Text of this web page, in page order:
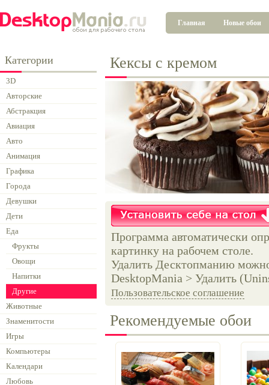
Главная Новые обои
Категории
3D
Авторские
Абстракция
Авиация
Авто
Анимация
Графика
Города
Девушки
Дети
Еда
Фрукты
Овощи
Напитки
Другие
Животные
Знаменитости
Игры
Компьютеры
Календари
Любовь
Кексы с кремом
Программа автоматически
картинку на рабочем столе.
Удалить Десктопманию
DesktopMania > Удалить
Пользовательское соглашение
Рекомендуемые обои